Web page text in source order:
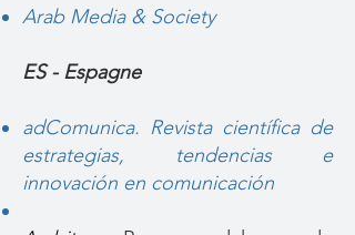
Arab Media & Society
ES - Espagne
adComunica. Revista científica de
estrategias, tendencias e
innovación en comunicación